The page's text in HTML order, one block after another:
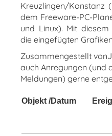
Kreuzlingen/Konstanz
dem Freeware-PC-
und Linux). Mit
die eingefügten
Zusammengestellt
auch Anregungen (und
Meldungen) gerne
Objekt /Datum